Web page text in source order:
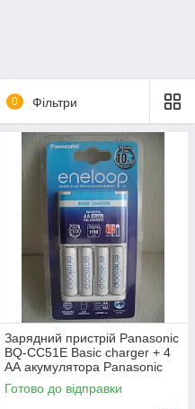
0 Фільтри
Зарядний пристрій Panasonic
BQ-CC51E Basic charger + 4
АА акумулятора Panasonic
Eneloop
Готово до відправки